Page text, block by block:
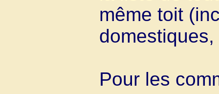
même toit
Pour les